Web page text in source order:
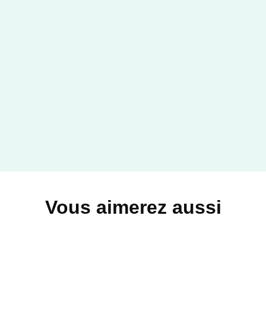
Vous aimerez aussi